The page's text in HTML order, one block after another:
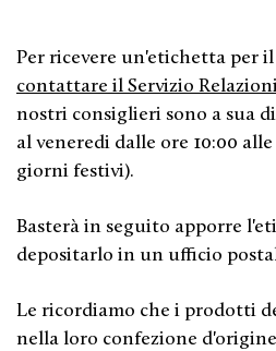
Per ricevere un'etichetta per
contattare il Servizio
nostri consiglieri sono a sua
al veneredi dalle ore 10:00 alle
giorni festivi).
Basterà in seguito apporre
depositarlo in un ufficio
Le ricordiamo che i prodotti
nella loro confezione